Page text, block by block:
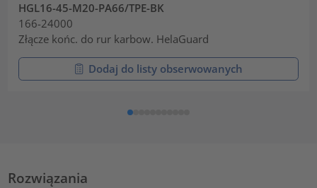
HGL16-45-M20-PA66/TPE-BK
166-24000
Złącze końc. do rur karbow. HelaGuard
Dodaj do listy obserwowanych
Rozwiązania